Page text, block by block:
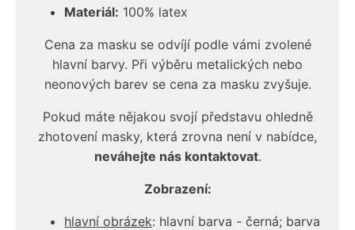
Materiál: 100% latex
Cena za masku se odvíjí podle vámi zvolené
hlavní barvy. Při výběru metalických nebo
neonových barev se cena za masku zvyšuje.
Pokud máte nějakou svojí představu ohledně
zhotovení masky, která zrovna není v nabídce,
neváhejte nás kontaktovat.
Zobrazení:
hlavní obrázek: hlavní barva - černá; barva